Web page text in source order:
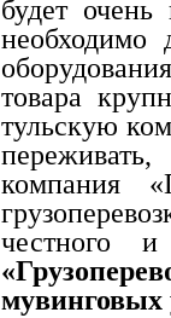
будет
необходимо
товара
тульскую
компания
честного
мувинговых